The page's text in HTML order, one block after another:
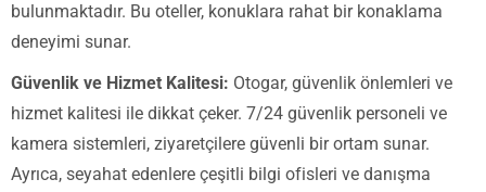
bulunmaktadır. Bu oteller, konuklara rahat bir konaklama
deneyimi sunar.
Güvenlik ve Hizmet Kalitesi: Otogar, güvenlik önlemleri ve
hizmet kalitesi ile dikkat çeker. 7/24 güvenlik personeli ve
kamera sistemleri, ziyaretçilere güvenli bir ortam sunar.
Ayrıca, seyahat edenlere çeşitli bilgi ofisleri ve danışma